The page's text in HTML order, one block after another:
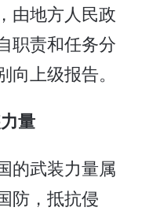
由地方人民政
职责和任务分
上级报告。
量
的武装力量属
防，抵抗侵